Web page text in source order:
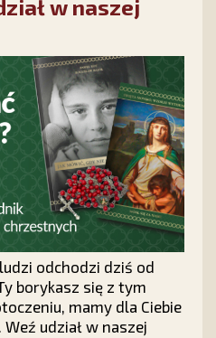
w naszej
odchodzi dziś od
borykasz się z tym
mamy dla Ciebie
udział w naszej